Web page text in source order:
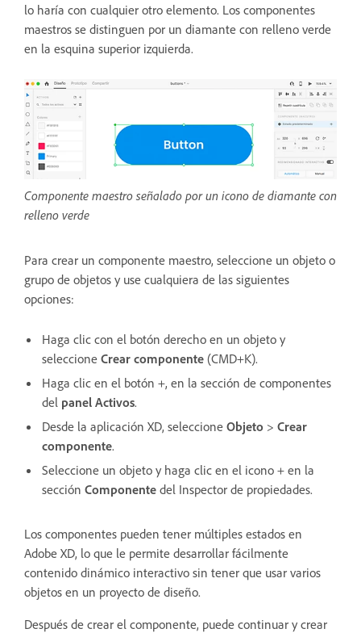
lo haría con cualquier otro elemento. Los componentes
maestros se distinguen por un diamante con relleno verde
en la esquina superior izquierda.
Componente maestro señalado por un icono de diamante con
relleno verde
Para crear un componente maestro, seleccione un objeto o
grupo de objetos y use cualquiera de las siguientes
opciones:
Haga clic con el botón derecho en un objeto y
seleccione Crear componente (CMD+K).
Haga clic en el botón +, en la sección de componentes
del panel Activos.
Desde la aplicación XD, seleccione Objeto > Crear
componente.
Seleccione un objeto y haga clic en el icono + en la
sección Componente del Inspector de propiedades.
Los componentes pueden tener múltiples estados en
Adobe XD, lo que le permite desarrollar fácilmente
contenido dinámico interactivo sin tener que usar varios
objetos en un proyecto de diseño.
Después de crear el componente, puede continuar y crear